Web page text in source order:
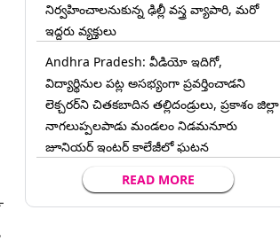
నిర్వహించాలనుకున్న ఢిల్లీ వస్త్ర వ్యాపారి, మరో
ఇద్దరు వ్యక్తులు
Andhra Pradesh: వీడియో ఇదిగో,
విద్యార్థినుల పట్ల అసభ్యంగా ప్రవర్తించాడని
లెక్చ‌ర‌ర్‌ని చిత‌క‌బాదిన త‌ల్లిదండ్రులు, ప్రకాశం జిల్లా
నాగలుప్పలపాడు మండలం నిడమనూరు
జూనియర్ ఇంటర్ కాలేజీలో ఘటన
READ MORE